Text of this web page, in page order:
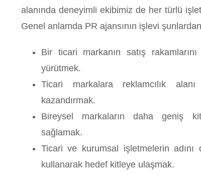
alanında deneyimli ekibimiz de her türlü
Genel anlamda PR ajansının işlevi
Bir ticari markanın satış
yürütmek.
Ticari markalara reklamcılık
kazandırmak.
Bireysel markaların daha geniş
sağlamak.
Ticari ve kurumsal işletmelerin adını
kullanarak hedef kitleye ulaşmak.